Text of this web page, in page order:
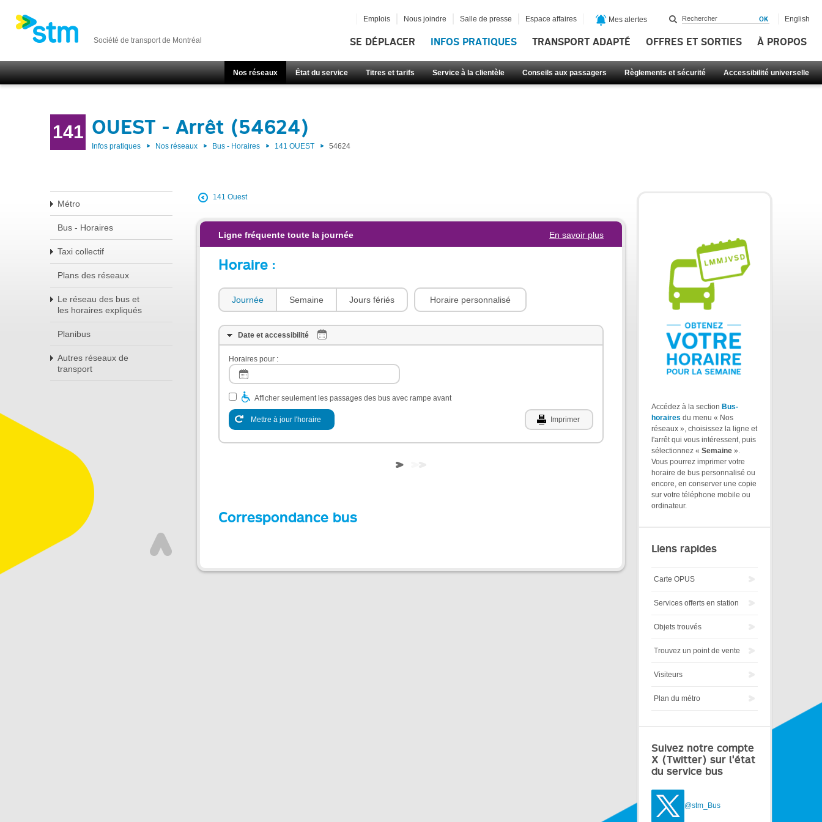
Société de transport de Montréal SE DÉPLACER INFOS PRATIQUES TRANSPORT ADAPTÉ OFFRES ET SORTIES À PROPOS
Nos réseaux État du service Titres et tarifs Service à la clientèle Conseils aux passagers Règlements et sécurité Accessibilité universelle
Emplois Nous joindre Salle de presse Espace affaires Mes alertes English
141 OUEST - Arrêt (54624)
Infos pratiques Nos réseaux Bus - Horaires 141 OUEST 54624
Métro
Bus - Horaires
Taxi collectif
Plans des réseaux
Le réseau des bus et
les horaires expliqués
Planibus
Autres réseaux de
transport
141 Ouest
Ligne fréquente toute la journée En savoir plus
Horaire :
Journée Semaine Jours fériés Horaire personnalisé
Date et accessibilité
Horaires pour :
Afficher seulement les passages des bus avec rampe avant
Mettre à jour l'horaire Imprimer
Correspondance bus
Accédez à la section Bus-
horaires du menu « Nos
réseaux », choisissez la ligne et
l'arrêt qui vous intéressent, puis
sélectionnez « Semaine ».
Vous pourrez imprimer votre
horaire de bus personnalisé ou
encore, en conserver une copie
sur votre téléphone mobile ou
ordinateur.
Liens rapides
Carte OPUS
Services offerts en station
Objets trouvés
Trouvez un point de vente
Visiteurs
Plan du métro
Suivez notre compte
X (Twitter) sur l'état
du service bus
@stm_Bus